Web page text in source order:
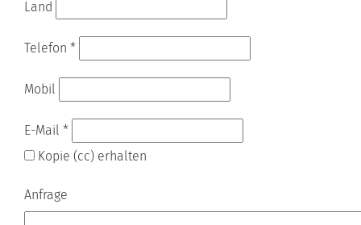
Land
Telefon *
Mobil
E-Mail *
Kopie (cc) erhalten
Anfrage